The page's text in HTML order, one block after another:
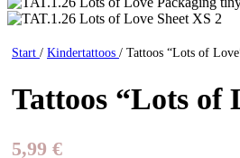
Start / Kindertattoos / Tattoos “Lots of
Tattoos “Lots of
5,99 €